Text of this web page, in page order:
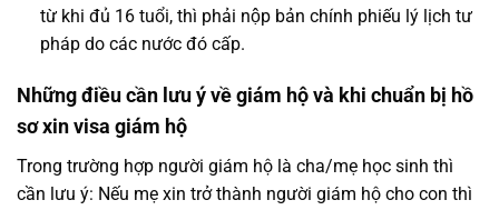
từ khi đủ 16 tuổi, thì phải nộp bản chính phiếu lý lịch tư
pháp do các nước đó cấp.
Những điều cần lưu ý về giám hộ và khi chuẩn bị hồ
sơ xin visa giám hộ
Trong trường hợp người giám hộ là cha/mẹ học sinh thì
cần lưu ý: Nếu mẹ xin trở thành người giám hộ cho con thì